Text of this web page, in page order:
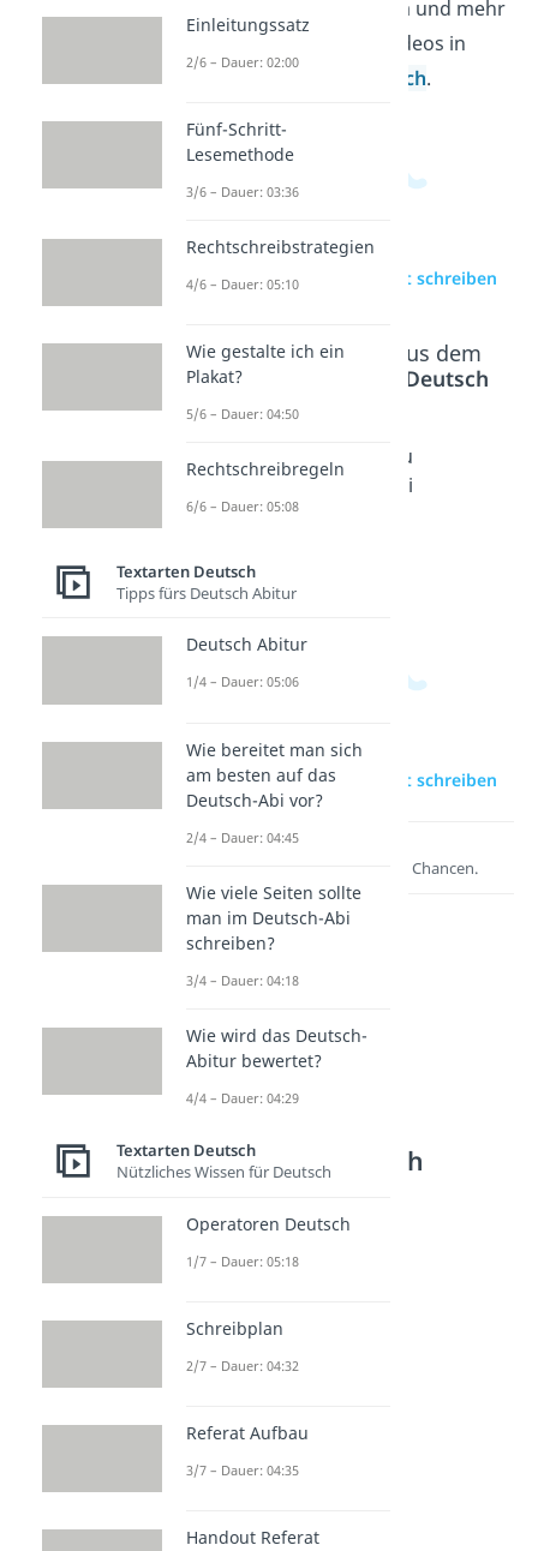
wirkt. Zu diesem Thema und mehr
findest du passende Videos in
unserem
Deutschbereich.
zur Videoseite: Bericht schreiben
Beliebte Inhalte aus dem
Bereich
Textarten Deutsch
Unfallb
schreib
Dauer:
03:27
W-
Fragen
Dauer:
Erfahru
ngsberi
zur Videoseite: Bericht schreiben
Lernen lohnt sich!
Entdecke hier deine Chancen.
Textarten Deutsch
Bericht
Bericht schreiben
Unfallbericht schreiben
W-Fragen
Erfahrungsberichte
Dauer: 04:36
Einleitungssatz
2/6 – Dauer: 02:00
Fünf-Schritt-
Lesemethode
3/6 – Dauer: 03:36
Rechtschreibstrategien
4/6 – Dauer: 05:10
Wie gestalte ich ein
Plakat?
5/6 – Dauer: 04:50
Rechtschreibregeln
6/6 – Dauer: 05:08
Textarten Deutsch
Tipps fürs Deutsch Abitur
Deutsch Abitur
1/4 – Dauer: 05:06
Wie bereitet man sich
am besten auf das
Deutsch-Abi vor?
2/4 – Dauer: 04:45
Wie viele Seiten sollte
man im Deutsch-Abi
schreiben?
3/4 – Dauer: 04:18
Wie wird das Deutsch-
Abitur bewertet?
4/4 – Dauer: 04:29
Textarten Deutsch
Nützliches Wissen für Deutsch
Operatoren Deutsch
1/7 – Dauer: 05:18
Schreibplan
2/7 – Dauer: 04:32
Referat Aufbau
3/7 – Dauer: 04:35
Handout Referat